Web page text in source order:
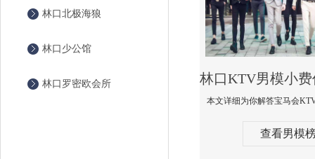
林口北极海狼
林口少公馆
林口罗密欧会所
查看男模